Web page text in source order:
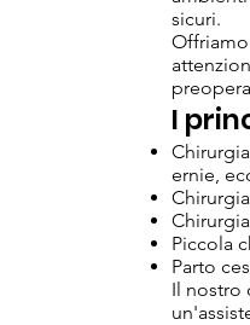
sicuri.
I
ernie,
Piccola
Parto
Il nostro